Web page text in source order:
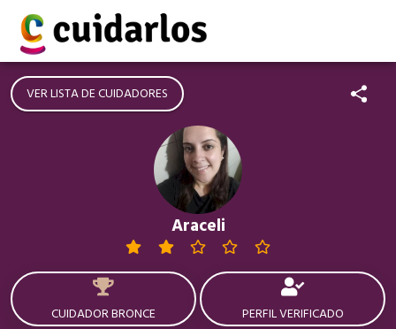
VER LISTA DE CUIDADORES
Araceli
CUIDADOR BRONCE PERFIL VERIFICADO